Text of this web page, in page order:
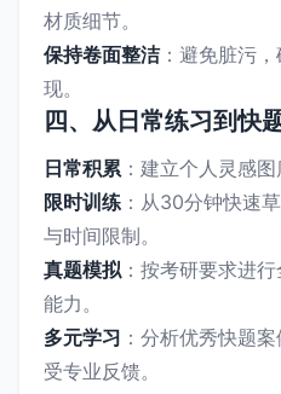
材质细节。
保持卷面整洁：避免脏污
现。
四、从日常练习到快
日常积累 ：建立个人灵感
限时训练 ：从30分钟快速
与时间限制。
真题模拟：按考研要求进
能力。
多元学习 ：分析优秀快题
受专业反馈。